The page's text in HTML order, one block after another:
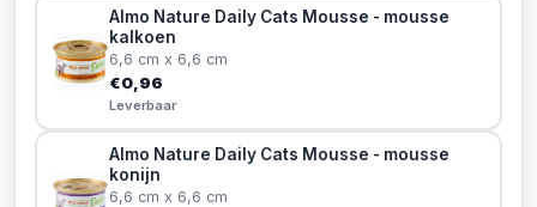
Almo Nature Daily Cats Mousse - mousse
kalkoen
6,6 cm x 6,6 cm
€0,96
Leverbaar
Almo Nature Daily Cats Mousse - mousse
konijn
6,6 cm x 6,6 cm